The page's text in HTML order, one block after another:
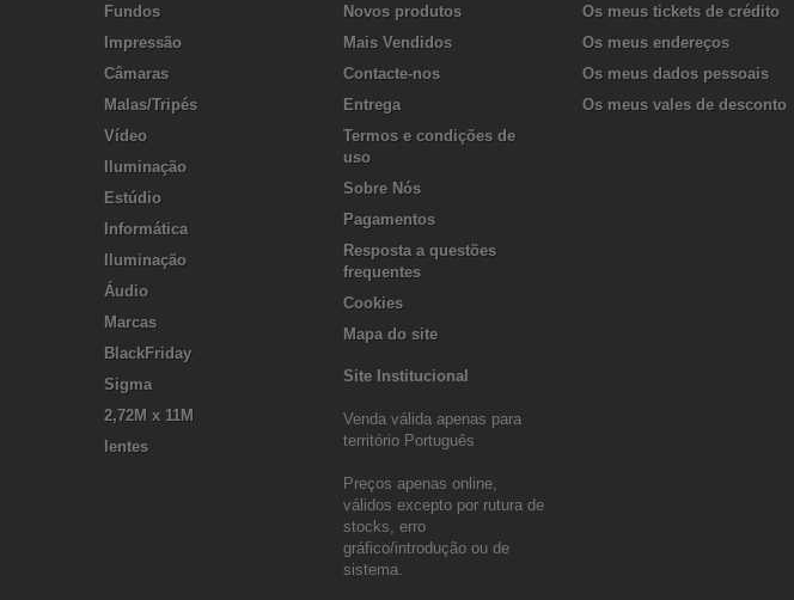
Fundos
Impressão
Câmaras
Malas/Tripés
Vídeo
Iluminação
Estúdio
Informática
Iluminação
Áudio
Marcas
BlackFriday
Sigma
2,72M x 11M
lentes
Novos produtos
Mais Vendidos
Contacte-nos
Entrega
Termos e condições de
uso
Sobre Nós
Pagamentos
Resposta a questões
frequentes
Cookies
Mapa do site
Site Institucional
Venda válida apenas para
território Português
Preços apenas online,
válidos excepto por rutura de
stocks, erro
gráfico/introdução ou de
sistema.
Os meus tickets de crédito
Os meus endereços
Os meus dados pessoais
Os meus vales de desconto